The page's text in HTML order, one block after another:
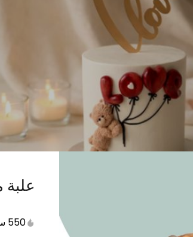
متنوعة منتجات صحية
550 سعرة حرارية